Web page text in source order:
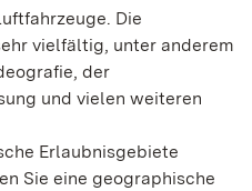
Die
vielfältig, unter anderem
der
und vielen weiteren
Erlaubnisgebiete
Sie eine geographische